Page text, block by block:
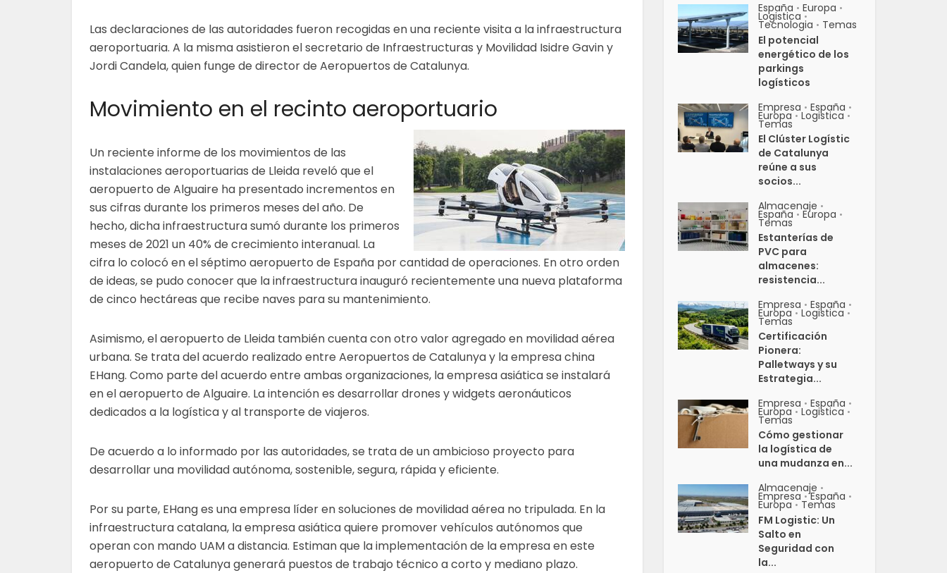
Las declaraciones de las autoridades fueron recogidas en una reciente visita a la infraestructura
aeroportuaria. A la misma asistieron el secretario de Infraestructuras y Movilidad Isidre Gavin y
Jordi Candela, quien funge de director de Aeropuertos de Catalunya.
Movimiento en el recinto aeroportuario
Un reciente informe de los movimientos de las
instalaciones aeroportuarias de Lleida reveló que el
aeropuerto de Alguaire ha presentado incrementos en
sus cifras durante los primeros meses del año. De
hecho, dicha infraestructura sumó durante los primeros
meses de 2021 un 40% de crecimiento interanual. La
cifra lo colocó en el séptimo aeropuerto de España por cantidad de operaciones. En otro orden
de ideas, se pudo conocer que la infraestructura inauguró recientemente una nueva plataforma
de cinco hectáreas que recibe naves para su mantenimiento.
Asimismo, el aeropuerto de Lleida también cuenta con otro valor agregado en movilidad aérea
urbana. Se trata del acuerdo realizado entre Aeropuertos de Catalunya y la empresa china
EHang. Como parte del acuerdo entre ambas organizaciones, la empresa asiática se instalará
en el aeropuerto de Alguaire. La intención es desarrollar drones y widgets aeronáuticos
dedicados a la logística y al transporte de viajeros.
De acuerdo a lo informado por las autoridades, se trata de un ambicioso proyecto para
desarrollar una movilidad autónoma, sostenible, segura, rápida y eficiente.
Por su parte, EHang es una empresa líder en soluciones de movilidad aérea no tripulada. En la
infraestructura catalana, la empresa asiática quiere promover vehículos autónomos que
operan con mando UAM a distancia. Estiman que la implementación de la empresa en este
aeropuerto de Catalunya generará puestos de trabajo técnico a corto y mediano plazo.
España • Europa •
Logistica •
Tecnologia • Temas
El potencial
energético de los
parkings
logísticos
Empresa • España •
Europa • Logistica •
Temas
El Clúster Logístic
de Catalunya
reúne a sus
socios...
Almacenaje •
España • Europa •
Temas
Estanterías de
PVC para
almacenes:
resistencia...
Empresa • España •
Europa • Logistica •
Temas
Certificación
Pionera:
Palletways y su
Estrategia...
Empresa • España •
Europa • Logistica •
Temas
Cómo gestionar
la logística de
una mudanza en...
Almacenaje •
Empresa • España •
Europa • Temas
FM Logistic: Un
Salto en
Seguridad con
la...